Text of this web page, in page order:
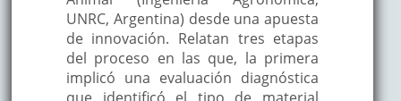
UNRC, Argentina) desde una apuesta
de innovación. Relatan tres etapas
del proceso en las que, la primera
implicó una evaluación diagnóstica